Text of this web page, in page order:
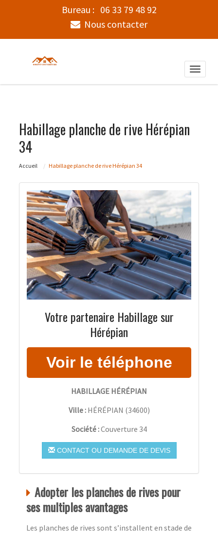
Bureau : 06 33 79 48 92
Nous contacter
Toggle
Habillage planche de rive Hérépian
34
Accueil Habillage planche de rive Hérépian 34
Votre partenaire Habillage sur
Hérépian
HABILLAGE HÉRÉPIAN
Ville : HÉRÉPIAN (34600)
Société :Couverture 34
CONTACT OU DEMANDE DE DEVIS
Adopter les planches de rives pour
ses multiples avantages
Les planches de rives sont s’installent en stade de